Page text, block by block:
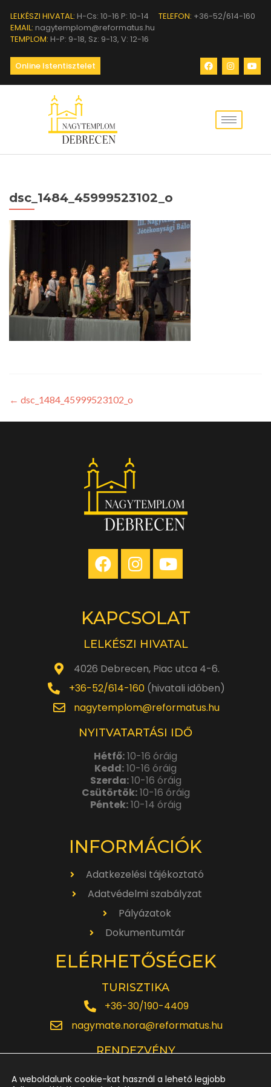
LELKÉSZI HIVATAL: H-Cs: 10-16 P: 10-14 TELEFON: +36-52/614-160
EMAIL: nagytemplom@reformatus.hu
TEMPLOM: H-P: 9-18, Sz: 9-13, V: 12-16
Online Istentisztelet
dsc_1484_45999523102_o
← dsc_1484_45999523102_o
KAPCSOLAT
LELKÉSZI HIVATAL
4026 Debrecen, Piac utca 4-6.
+36-52/614-160(hivatali időben)
nagytemplom@reformatus.hu
NYITVATARTÁSI IDŐ
Hétfő:10-16 óráig
Kedd:10-16 óráig
Szerda:10-16 óráig
Csütörtök:10-16 óráig
Péntek:10-14 óráig
INFORMÁCIÓK
Adatkezelési tájékoztató
Adatvédelmi szabályzat
Pályázatok
Dokumentumtár
ELÉRHETŐSÉGEK
TURISZTIKA
+36-30/190-4409
nagymate.nora@reformatus.hu
RENDEZVÉNY
A weboldalunk cookie-kat használ a lehető legjobb